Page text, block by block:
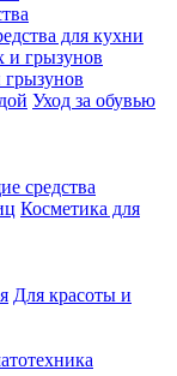
для кухни
грызунов
Уход за обувью
средства
Косметика для
Для красоты и